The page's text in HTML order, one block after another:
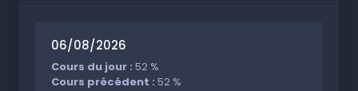
06/08/2026
Cours du jour : 52 %
Cours précédent : 52 %